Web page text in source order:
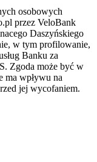
osobowych
przez VeloBank
Daszyńskiego
w tym profilowanie,
Banku za
Zgoda może być w
ma wpływu na
jej wycofaniem.